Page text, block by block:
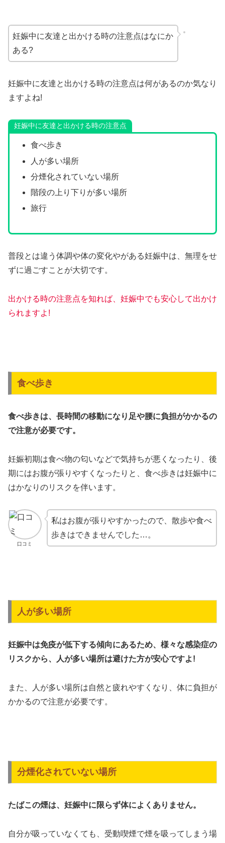
妊娠中に友達と出かける時の注意点はなにか
ある?
妊娠中に友達と出かける時の注意点は何があるのか気なり
ますよね!
妊娠中に友達と出かける時の注意点
食べ歩き
人が多い場所
分煙化されていない場所
階段の上り下りが多い場所
旅行
普段とは違う体調や体の変化やがある妊娠中は、無理をせ
ずに過ごすことが大切です。
出かける時の注意点を知れば、妊娠中でも安心して出かけ
られますよ!
食べ歩き
食べ歩きは、長時間の移動になり足や腰に負担がかかるの
で注意が必要です。
妊娠初期は食べ物の匂いなどで気持ちが悪くなったり、後
期にはお腹が張りやすくなったりと、食べ歩きは妊娠中に
はかなりのリスクを伴います。
口コミ
私はお腹が張りやすかったので、散歩や食べ
歩きはできませんでした…。
人が多い場所
妊娠中は免疫が低下する傾向にあるため、様々な感染症の
リスクから、人が多い場所は避けた方が安心ですよ!
また、人が多い場所は自然と疲れやすくなり、体に負担が
かかるので注意が必要です。
分煙化されていない場所
たばこの煙は、妊娠中に限らず体によくありません。
自分が吸っていなくても、受動喫煙で煙を吸ってしまう場